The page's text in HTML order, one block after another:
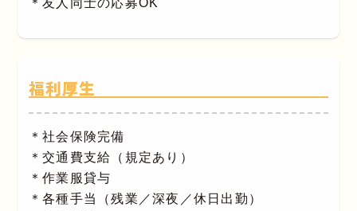
福利厚生
＊社会保険完備
＊交通費支給（規定あり）
＊作業服貸与
＊各種手当（残業／深夜／休日出勤）